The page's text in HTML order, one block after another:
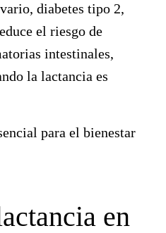
diabetes tipo 2,
el riesgo de
intestinales,
la lactancia es
para el bienestar
en